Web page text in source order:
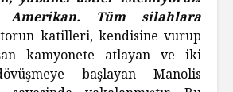
Tüm silahlara
katilleri, kendisine vurup
kamyonete atlayan ve iki
başlayan Manolis